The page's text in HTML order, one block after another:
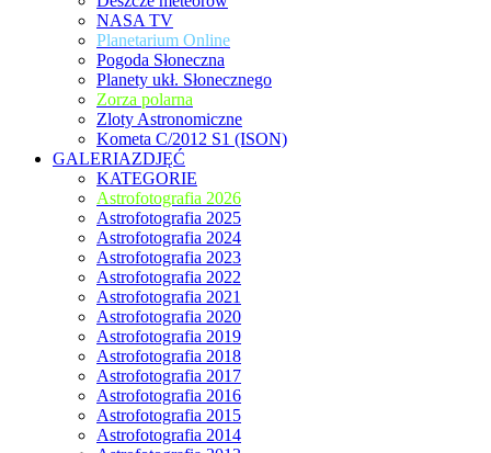
NASA TV
Planetarium Online
Pogoda Słoneczna
Planety ukł. Słonecznego
Zorza polarna
Zloty Astronomiczne
Kometa C/2012 S1 (ISON)
GALERIAZDJĘĆ
KATEGORIE
Astrofotografia 2026
Astrofotografia 2025
Astrofotografia 2024
Astrofotografia 2023
Astrofotografia 2022
Astrofotografia 2021
Astrofotografia 2020
Astrofotografia 2019
Astrofotografia 2018
Astrofotografia 2017
Astrofotografia 2016
Astrofotografia 2015
Astrofotografia 2014